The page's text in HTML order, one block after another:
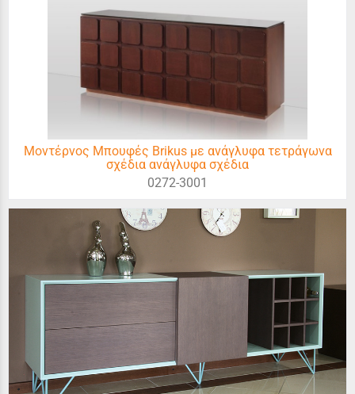
Μοντέρνος Μπουφές Brikus με ανάγλυφα τετράγωνα
σχέδια ανάγλυφα σχέδια
0272-3001